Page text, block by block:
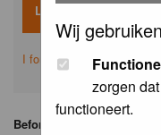
Wij
zorgen
functioneert.
I forgot my password
Before you ask your